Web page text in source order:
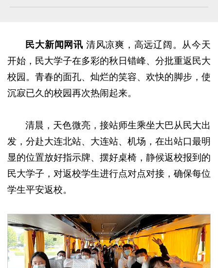
民大新闻网讯 清风凉爽，高远辽阔。从今天
开始，民大学子在多彩的秋日错峰、分批重返民大
校园。青春的面孔、灿烂的笑容、欢快的脚步，使
沉寂已久的校园再次热闹起来。
清晨，天色微亮，接站师生乘坐大巴从民大出
发，分赴大连北站、大连站、机场，在出站口最明
显的位置放好指示牌、摆好桌椅，静候返校报到的
民大学子，对返校学生进行点对点对接，确保每位
学生平安返校。